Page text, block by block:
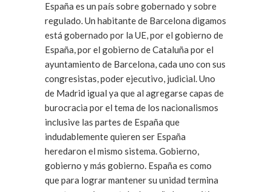
España es un país sobre gobernado y sobre
regulado. Un habitante de Barcelona digamos
está gobernado por la UE, por el gobierno de
España, por el gobierno de Cataluña por el
ayuntamiento de Barcelona, cada uno con sus
congresistas, poder ejecutivo, judicial. Uno
de Madrid igual ya que al agregarse capas de
burocracia por el tema de los nacionalismos
inclusive las partes de España que
indudablemente quieren ser España
heredaron el mismo sistema. Gobierno,
gobierno y más gobierno. España es como
que para lograr mantener su unidad termina